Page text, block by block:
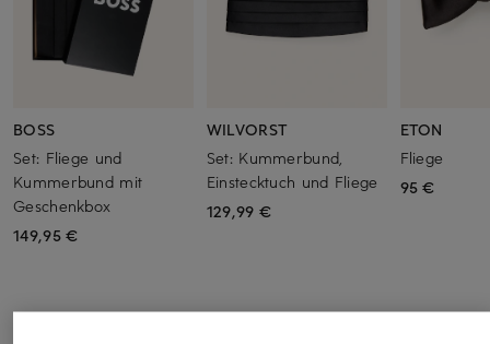
BOSS
Set: Fliege und
Kummerbund mit
Geschenkbox
149,95 €
WILVORST
Set: Kummerbund,
Einstecktuch und Fliege
129,99 €
ETON
Fliege
95 €